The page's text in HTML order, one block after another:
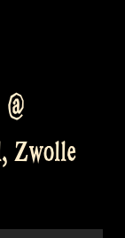
Zwolle